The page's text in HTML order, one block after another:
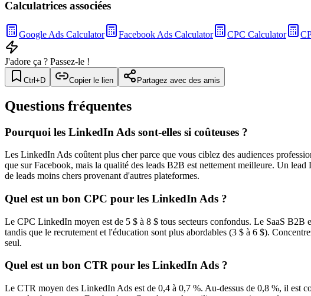
Calculatrices associées
Google Ads Calculator Facebook Ads Calculator CPC Calculator
J'adore ça ? Passez-le !
Ctrl+D Copier le lien Partagez avec des amis
Questions fréquentes
Pourquoi les LinkedIn Ads sont-elles si coûteuses ?
Les LinkedIn Ads coûtent plus cher parce que vous ciblez des audiences
que sur Facebook, mais la qualité des leads B2B est nettement meilleure. Un
de leads moins chers provenant d'autres plateformes.
Quel est un bon CPC pour les LinkedIn Ads ?
Le CPC LinkedIn moyen est de 5 $ à 8 $ tous secteurs confondus. Le SaaS B2B
tandis que le recrutement et l'éducation sont plus abordables (3 $ à 6 $).
seul.
Quel est un bon CTR pour les LinkedIn Ads ?
Le CTR moyen des LinkedIn Ads est de 0,4 à 0,7 %. Au-dessus de 0,8 %, il est